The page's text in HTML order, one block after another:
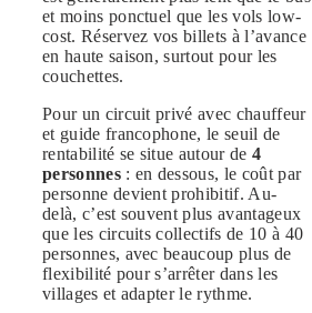
et moins ponctuel que les vols low-
cost. Réservez vos billets à l’avance
en haute saison, surtout pour les
couchettes.
Pour un circuit privé avec chauffeur
et guide francophone, le seuil de
rentabilité se situe autour de 4
personnes: en dessous, le coût par
personne devient prohibitif. Au-
delà, c’est souvent plus avantageux
que les circuits collectifs de 10 à 40
personnes, avec beaucoup plus de
flexibilité pour s’arrêter dans les
villages et adapter le rythme.